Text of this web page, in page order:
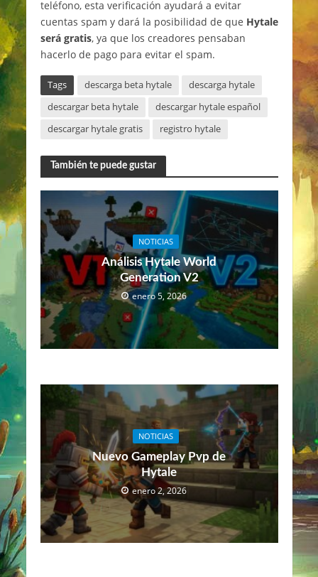
teléfono, esta verificación ayudará a evitar
cuentas spam y dará la posibilidad de que Hytale
será gratis, ya que los creadores pensaban
hacerlo de pago para evitar el spam.
Tags descarga beta hytale
descarga hytale
descargar beta hytale
descargar hytale español
descargar hytale gratis
registro hytale
También te puede gustar
NOTICIAS
Análisis Hytale World
Generation V2
enero 5, 2026
NOTICIAS
Nuevo Gameplay Pvp de
Hytale
enero 2, 2026